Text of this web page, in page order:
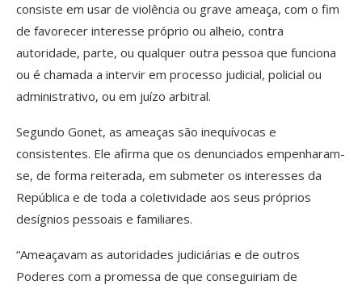
consiste em usar de violência ou grave ameaça, com o fim
de favorecer interesse próprio ou alheio, contra
autoridade, parte, ou qualquer outra pessoa que funciona
ou é chamada a intervir em processo judicial, policial ou
administrativo, ou em juízo arbitral.
Segundo Gonet, as ameaças são inequívocas e
consistentes. Ele afirma que os denunciados empenharam-
se, de forma reiterada, em submeter os interesses da
República e de toda a coletividade aos seus próprios
desígnios pessoais e familiares.
“Ameaçavam as autoridades judiciárias e de outros
Poderes com a promessa de que conseguiriam de